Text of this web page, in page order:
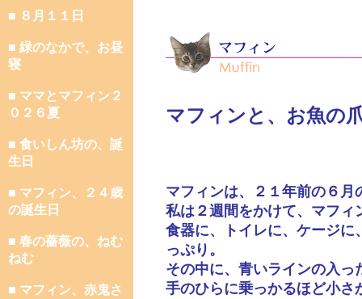
■ ８月１１日
■ 緑のなかで、お昼
寝
■ ママとマフィン２
０２６夏
■ 食いしん坊の、誕
生日
■ マフィン、２４歳
の誕生日
■ 春の薔薇の、ねむ
ねむ
■ マフィン、赤鬼さ
マフィンと、お魚の
マフィンは、２１年前の６
私は２週間をかけて、マフィ
食器に、トイレに、ケージに
っぷり。
その中に、青いラインの入
手のひらに乗っかるほど小さ